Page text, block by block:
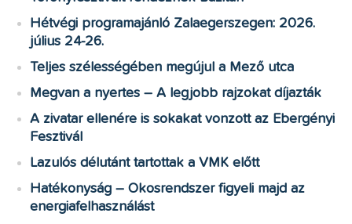
Hétvégi programajánló Zalaegerszegen: 2026.
július 24-26.
Teljes szélességében megújul a Mező utca
Megvan a nyertes – A legjobb rajzokat díjazták
A zivatar ellenére is sokakat vonzott az Ebergényi
Fesztivál
Lazulós délutánt tartottak a VMK előtt
Hatékonyság – Okosrendszer figyeli majd az
energiafelhasználást